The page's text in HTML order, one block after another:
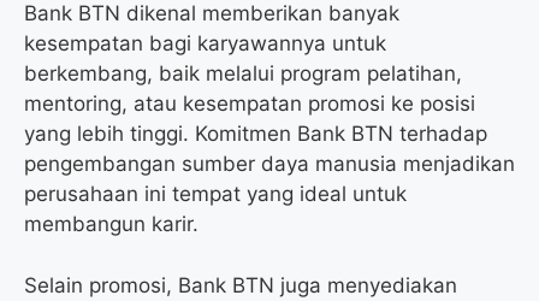
Bank BTN dikenal memberikan banyak
kesempatan bagi karyawannya untuk
berkembang, baik melalui program pelatihan,
mentoring, atau kesempatan promosi ke posisi
yang lebih tinggi. Komitmen Bank BTN terhadap
pengembangan sumber daya manusia menjadikan
perusahaan ini tempat yang ideal untuk
membangun karir.
Selain promosi, Bank BTN juga menyediakan